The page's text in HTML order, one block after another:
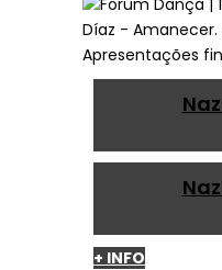
+ INFO